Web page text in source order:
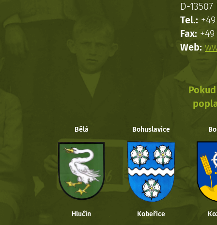
D-
Tel.:
Fax:
Web:
Bělá Bohuslavice
Hlučín Kobeřice